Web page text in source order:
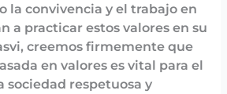
la convivencia y el trabajo en
a practicar estos valores en su
creemos firmemente que
en valores es vital para el
sociedad respetuosa y